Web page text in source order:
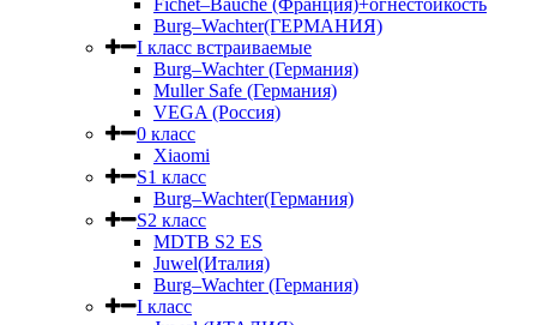
Fichet–Bauche (Франция)+огнестойкость
Burg–Wachter(ГЕРМАНИЯ)
I класс встраиваемые
Burg–Wachter (Германия)
Muller Safe (Германия)
VEGA (Россия)
0 класс
Xiaomi
S1 класс
Burg–Wachter(Германия)
S2 класс
MDTB S2 ES
Juwel(Италия)
Burg–Wachter (Германия)
I класс